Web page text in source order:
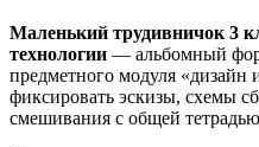
Маленький трудивничок 3
технологии — альбомный
предметного модуля «дизайн
фиксировать эскизы, схемы
смешивания с общей